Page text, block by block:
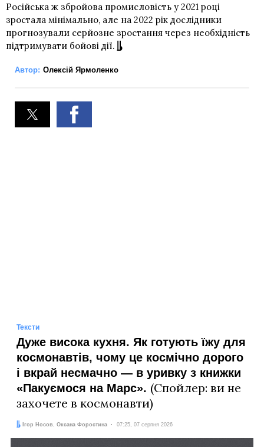
Російська ж збройова промисловість у 2021 році
зростала мінімально, але на 2022 рік дослідники
прогнозували серйозне зростання через необхідність
підтримувати бойові дії.
Автор: Олексій Ярмоленко